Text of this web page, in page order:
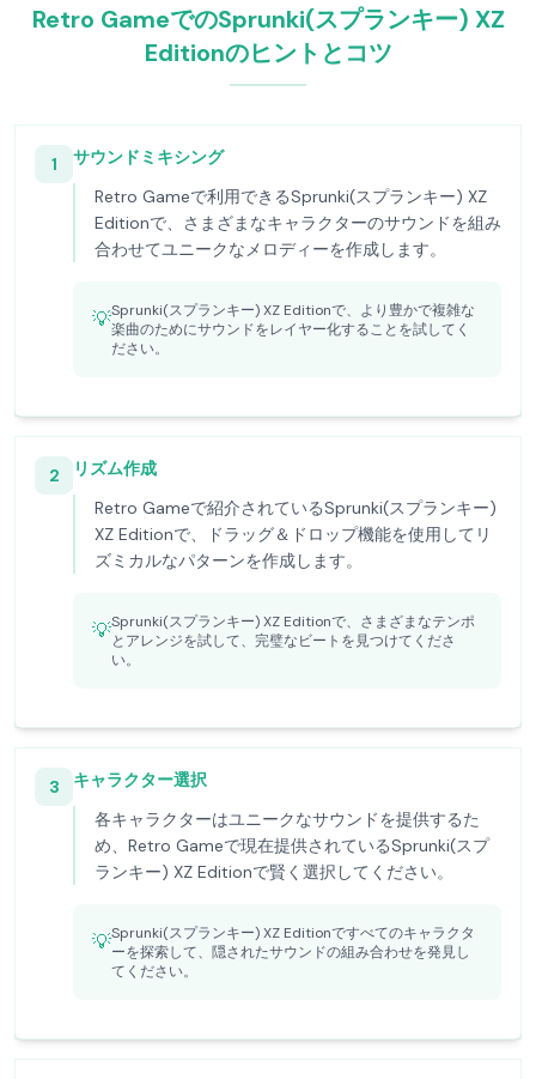
Retro GameでのSprunki(スプランキー) XZ
Editionのヒントとコツ
1
サウンドミキシング
Retro Gameで利用できるSprunki(スプランキー) XZ
Editionで、さまざまなキャラクターのサウンドを組み
合わせてユニークなメロディーを作成します。
💡Sprunki(スプランキー) XZ Editionで、より豊かで複雑な
楽曲のためにサウンドをレイヤー化することを試してく
ださい。
2
リズム作成
Retro Gameで紹介されているSprunki(スプランキー)
XZ Editionで、ドラッグ＆ドロップ機能を使用してリ
ズミカルなパターンを作成します。
💡Sprunki(スプランキー) XZ Editionで、さまざまなテンポ
とアレンジを試して、完璧なビートを見つけてくださ
い。
3
キャラクター選択
各キャラクターはユニークなサウンドを提供するた
め、Retro Gameで現在提供されているSprunki(スプ
ランキー) XZ Editionで賢く選択してください。
💡Sprunki(スプランキー) XZ Editionですべてのキャラクタ
ーを探索して、隠されたサウンドの組み合わせを発見し
てください。